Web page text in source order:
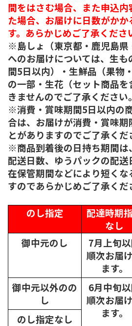
間をはさむ場合、また申込
た場合、お届けに日数がか
す。あらかじめご了承くださ
※島しょ（東京都・鹿児島県
へのお届けについては、生
間5日以内）・生鮮品（果物
の一部・生花（セット商品
きませんのでご了承ください。
※消費・賞味期間5日以内の
合は、お届けが消費・賞味期
とがありますのでご了承くだ
※商品到着後の日持ち期間は
配送日数、ゆうパックの配
在保管期間などにより短くな
すのであらかじめご了承くだ
のし指定
配達時期
なし
御中元のし
7月上旬
順次お届
ます。
御中元以外のの
し
6月中旬
順次お届
ます。
のし指定なし